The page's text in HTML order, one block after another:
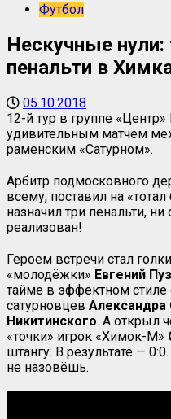
Футбол
Нескучные нули:
пенальти в
05.10.2018
12-й тур в группе
удивительным матчем
раменским «Сатурном».
Арбитр подмосковного
всему, поставил на
назначил три пенальти,
реализован!
Героем встречи стал
«молодёжки» Евгений
тайме в эффектном
сатурновцев Александра
Никитинского. А открыл
«точки» игрок «Химок-М»
штангу. В результате —
не назовёшь.